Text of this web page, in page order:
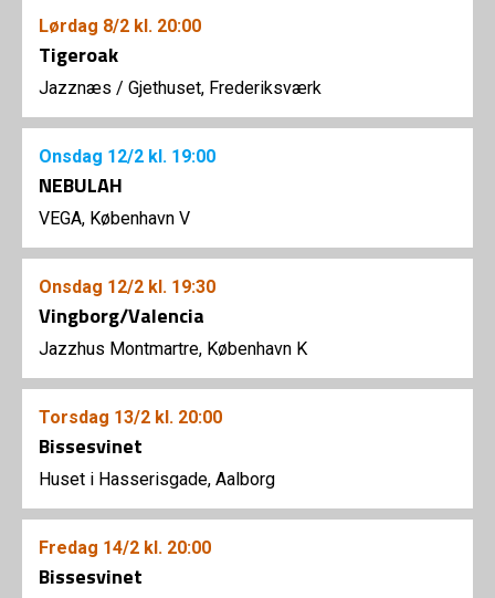
Lørdag 8/2 kl. 20:00
Tigeroak
Jazznæs / Gjethuset, Frederiksværk
Onsdag 12/2 kl. 19:00
NEBULAH
VEGA, København V
Onsdag 12/2 kl. 19:30
Vingborg/Valencia
Jazzhus Montmartre, København K
Torsdag 13/2 kl. 20:00
Bissesvinet
Huset i Hasserisgade, Aalborg
Fredag 14/2 kl. 20:00
Bissesvinet